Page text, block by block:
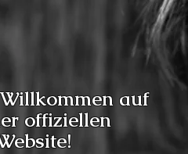
auf
offiziellen